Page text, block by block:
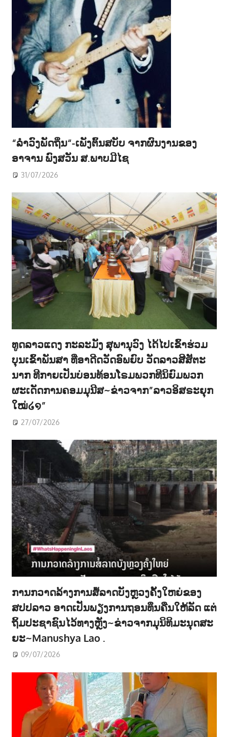
“ລຳວົງພັດຖິ່ນ“-ເພັງຕົ້ນສບັບ ຈາກຜົນງານຂອງ
ອາຈານ ພົງສວັນ ສ.ພາບມີໄຊ
31/07/2026
ທູດລາວແດງ ກະລະມັງ ສຸພານຸວົງ ໄດ້ໄປເຂົ້າຮ່ວມ
ບຸນເຂົ້າພັນສາ ທີ່ອາດີດວັດອົພຍົບ ວັດລາວສີສັຕະ
ນາກ ທີກາຍເປັນບ່ອນທ້ອນໂຣມພວກທີນິຍົມພວກ
ຜະເດັດການຄອມມຸນີສ~ຂ່າວຈາກ”ລາວອິສຣະຍຸກ
ໃໝ່໒໑”
27/07/2026
ການກວາດລ້າງການສໍ້ລາດບັງຫຼວງຄັ້ງໃຫຍ່ຂອງ
ສປປລາວ ອາດເປັນພຽງການຖອນທຶນຄືນໃຫ້ລັດ ແຕ່
ຖິ້ມປະຊາຊົນໄວ້ທາງຫຼັງ~ຂ່າວຈາກມຸນິທິມະນຸດສະ
ຍະ~Manushya Lao .
09/07/2026